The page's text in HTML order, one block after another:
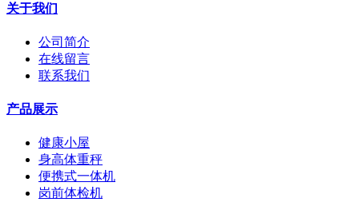
关于我们
公司简介
在线留言
联系我们
产品展示
健康小屋
身高体重秤
便携式一体机
岗前体检机